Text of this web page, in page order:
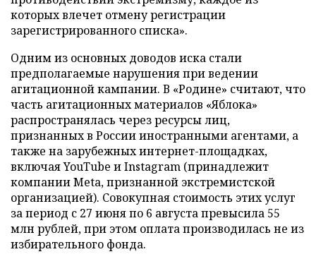
которых влечет отмену регистрации
зарегистрированного списка».
Одним из основных доводов иска стали
предполагаемые нарушения при ведении
агитационной кампании. В «Родине» считают, что
часть агитационных материалов «Яблока»
распространялась через ресурсы лиц,
признанных в России иностранными агентами, а
также на зарубежных интернет-площадках,
включая YouTube и Instagram (принадлежит
компании Meta, признанной экстремистской
организацией). Совокупная стоимость этих услуг
за период с 27 июня по 6 августа превысила 55
млн рублей, при этом оплата производилась не из
избирательного фонда.